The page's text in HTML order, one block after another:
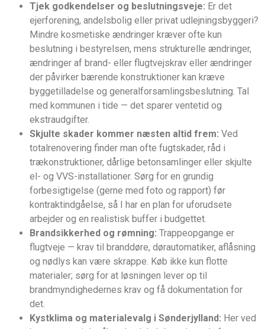
Tjek godkendelser og beslutningsveje: Er det
ejerforening, andelsbolig eller privat udlejningsbyggeri?
Mindre kosmetiske ændringer kræver ofte kun
beslutning i bestyrelsen, mens strukturelle ændringer,
ændringer af brand- eller flugtvejskrav eller ændringer
der påvirker bærende konstruktioner kan kræve
byggetilladelse og generalforsamlingsbeslutning. Tal
med kommunen i tide — det sparer ventetid og
ekstraudgifter.
Skjulte skader kommer næsten altid frem: Ved
totalrenovering finder man ofte fugtskader, råd i
trækonstruktioner, dårlige betonsamlinger eller skjulte
el- og VVS-installationer. Sørg for en grundig
forbesigtigelse (gerne med foto og rapport) før
kontraktindgåelse, så I har en plan for uforudsete
arbejder og en realistisk buffer i budgettet.
Brandsikkerhed og rømning: Trappeopgange er
flugtveje — krav til branddøre, dørautomatiker, aflåsning
og nødlys kan være skrappe. Køb ikke kun flotte
materialer; sørg for at løsningen lever op til
brandmyndighedernes krav og få dokumentation for
det.
Kystklima og materialevalg i Sønderjylland: Her ved